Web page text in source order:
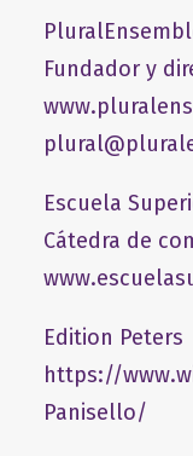
Fundador y
Escuela
Cátedra de
Edition Peters
https://
Panisello/